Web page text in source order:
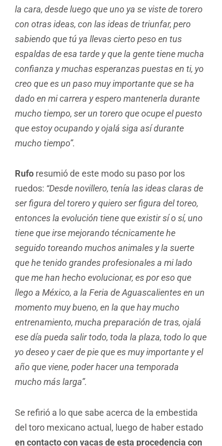
la cara, desde luego que uno ya se viste de torero
con otras ideas, con las ideas de triunfar, pero
sabiendo que tú ya llevas cierto peso en tus
espaldas de esa tarde y que la gente tiene mucha
confianza y muchas esperanzas puestas en ti, yo
creo que es un paso muy importante que se ha
dado en mi carrera y espero mantenerla durante
mucho tiempo, ser un torero que ocupe el puesto
que estoy ocupando y ojalá siga así durante
mucho tiempo”.
Rufo resumió de este modo su paso por los
ruedos: “Desde novillero, tenía las ideas claras de
ser figura del torero y quiero ser figura del toreo,
entonces la evolución tiene que existir sí o sí, uno
tiene que irse mejorando técnicamente he
seguido toreando muchos animales y la suerte
que he tenido grandes profesionales a mi lado
que me han hecho evolucionar, es por eso que
llego a México, a la Feria de Aguascalientes en un
momento muy bueno, en la que hay mucho
entrenamiento, mucha preparación de tras, ojalá
ese día pueda salir todo, toda la plaza, todo lo que
yo deseo y caer de pie que es muy importante y el
año que viene, poder hacer una temporada
mucho más larga”.
Se refirió a lo que sabe acerca de la embestida
del toro mexicano actual, luego de haber estado
en contacto con vacas de esta procedencia con